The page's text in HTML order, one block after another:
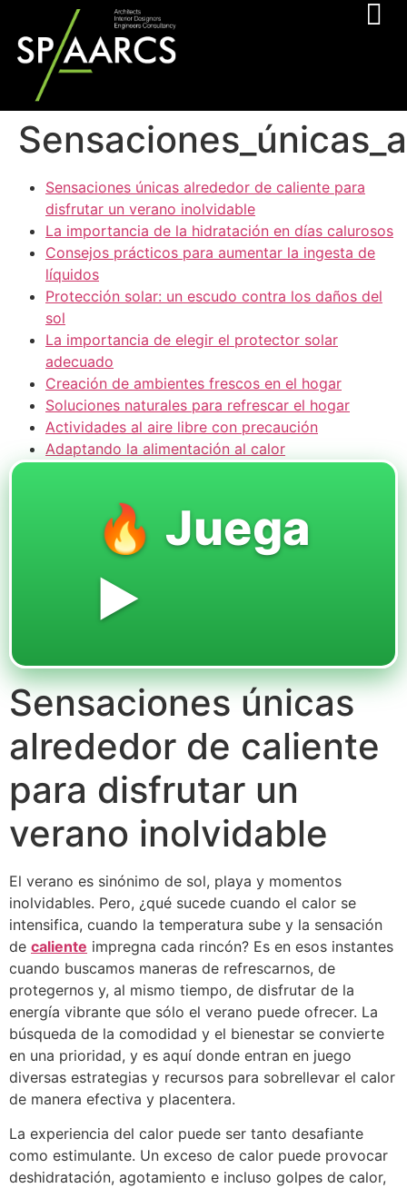
Sensaciones únicas alrededor de caliente para
disfrutar un verano inolvidable
La importancia de la hidratación en días calurosos
Consejos prácticos para aumentar la ingesta de
líquidos
Protección solar: un escudo contra los daños del
sol
La importancia de elegir el protector solar
adecuado
Creación de ambientes frescos en el hogar
Soluciones naturales para refrescar el hogar
Actividades al aire libre con precaución
Adaptando la alimentación al calor
🔥 Juega
▶️
Sensaciones únicas
alrededor de caliente
para disfrutar un
verano inolvidable
El verano es sinónimo de sol, playa y momentos
inolvidables. Pero, ¿qué sucede cuando el calor se
intensifica, cuando la temperatura sube y la sensación
de caliente impregna cada rincón? Es en esos instantes
cuando buscamos maneras de refrescarnos, de
protegernos y, al mismo tiempo, de disfrutar de la
energía vibrante que sólo el verano puede ofrecer. La
búsqueda de la comodidad y el bienestar se convierte
en una prioridad, y es aquí donde entran en juego
diversas estrategias y recursos para sobrellevar el calor
de manera efectiva y placentera.
La experiencia del calor puede ser tanto desafiante
como estimulante. Un exceso de calor puede provocar
deshidratación, agotamiento e incluso golpes de calor,